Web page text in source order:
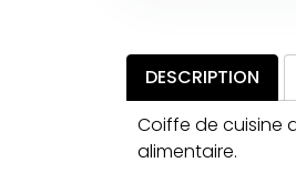
DESCRIPTION
Coiffe de cuisine
alimentaire.